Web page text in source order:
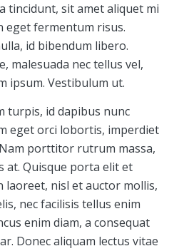
tincidunt, sit amet aliquet mi
eget fermentum risus.
id bibendum libero.
malesuada nec tellus vel,
ipsum. Vestibulum ut.
turpis, id dapibus nunc
eget orci lobortis, imperdiet
porttitor rutrum massa,
at. Quisque porta elit et
laoreet, nisl et auctor mollis,
nec facilisis tellus enim
enim diam, a consequat
Donec aliquam lectus vitae